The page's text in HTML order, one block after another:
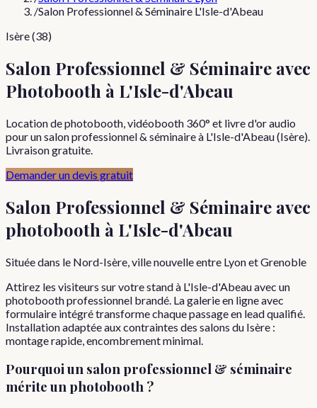
/Salon Professionnel & Séminaire L'Isle-d'Abeau
Isère (38)
Salon Professionnel & Séminaire avec
Photobooth à L'Isle-d'Abeau
Location de photobooth, vidéobooth 360° et livre d'or audio
pour un salon professionnel & séminaire à L'Isle-d'Abeau (Isère).
Livraison gratuite.
Demander un devis gratuit
Salon Professionnel & Séminaire avec
photobooth à L'Isle-d'Abeau
Située dans le Nord-Isère, ville nouvelle entre Lyon et Grenoble
Attirez les visiteurs sur votre stand à L'Isle-d'Abeau avec un
photobooth professionnel brandé. La galerie en ligne avec
formulaire intégré transforme chaque passage en lead qualifié.
Installation adaptée aux contraintes des salons du Isère :
montage rapide, encombrement minimal.
Pourquoiun salon professionnel & séminaire
mérite un photobooth ?